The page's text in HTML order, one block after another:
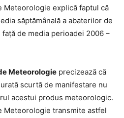
Meteorologie explică faptul că
săptămânală a abaterilor de
de media perioadei 2006 –
Meteorologie precizează că
scurtă de manifestare nu
acestui produs meteorologic.
Meteorologie transmite astfel